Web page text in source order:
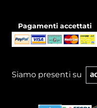
Pagamenti accettati
Siamo presenti su